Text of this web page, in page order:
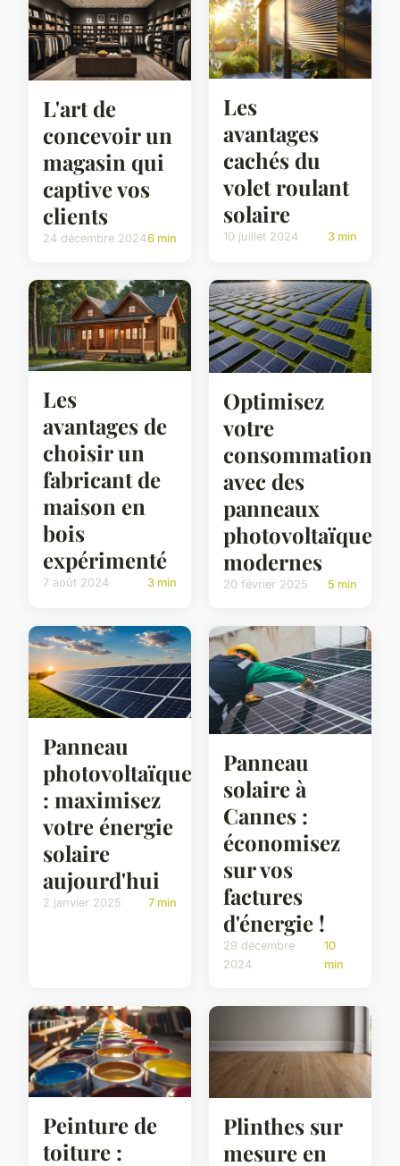
L'art de
concevoir un
magasin qui
captive vos
clients
24 décembre 20246 min
Les
avantages
cachés du
volet roulant
solaire
10 juillet 2024 3 min
Les
avantages de
choisir un
fabricant de
maison en
bois
expérimenté
7 août 2024 3 min
Optimisez
votre
consommation
avec des
panneaux
photovoltaïques
modernes
20 février 2025 5 min
Panneau
photovoltaïque
: maximisez
votre énergie
solaire
aujourd'hui
2 janvier 2025 7 min
Panneau
solaire à
Cannes :
économisez
sur vos
factures
d'énergie !
29 décembre
2024
10
min
Peinture de
toiture :
Plinthes sur
mesure en